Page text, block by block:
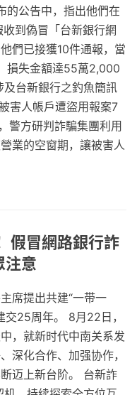
的公告中，指出他們在
到偽冒「台新銀行網
們已接獲10件通報，當
損失金額達55萬2,000
台新銀行之釣魚簡訊
害人帳戶遭盜用報案7
警方研判詐騙集團利用
業的空窗期，讓被害人
假冒網路銀行詐
注意
席提出共建“一带一
交25周年。 8月22日，
，就新时代中南关系发
深化合作、加强协作，
迈上新台阶。 台新詐